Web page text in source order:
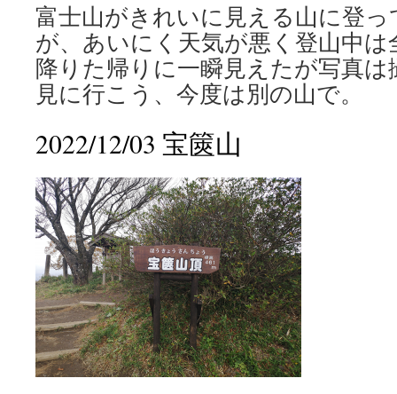
富士山がきれいに見える山に登
が、あいにく天気が悪く登山中
降りた帰りに一瞬見えたが写真
見に行こう、今度は別の山で。
2022/12/03 宝篋山